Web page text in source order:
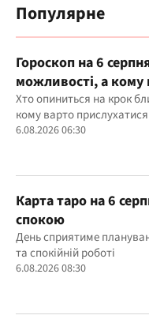
Популярне
Гороскоп на 6
можливості, а кому
Хто опиниться на крок
кому варто прислухатися
6.08.2026 06:30
Карта таро на 6
спокою
День сприятиме
та спокійній роботі
6.08.2026 08:30